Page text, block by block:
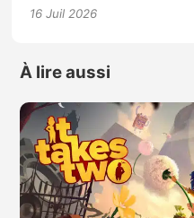
16 Juil 2026
À lire aussi